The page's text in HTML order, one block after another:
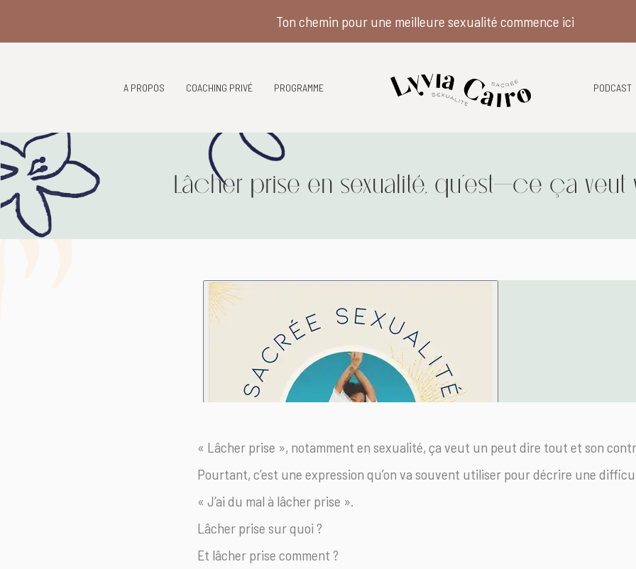
A PROPOS COACHING PRIVÉ PROGRAMME PODCAST
Lâcher prise en sexualité, qu’est-ce ça veut
« Lâcher prise », notamment en sexualité, ça veut un peut dire tout et son
Pourtant, c’est une expression qu’on va souvent utiliser pour décrire une
« J’ai du mal à lâcher prise ».
Lâcher prise sur quoi ?
Et lâcher prise comment ?
Ton chemin pour une meilleure sexualité commence ici